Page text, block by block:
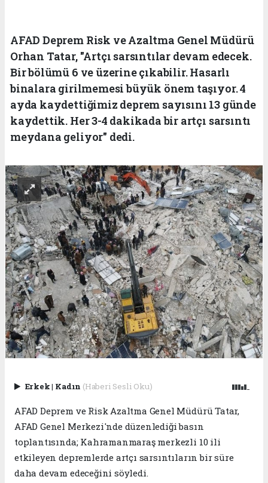
AFAD Deprem Risk ve Azaltma Genel Müdürü
Orhan Tatar, "Artçı sarsıntılar devam edecek.
Bir bölümü 6 ve üzerine çıkabilir. Hasarlı
binalara girilmemesi büyük önem taşıyor. 4
ayda kaydettiğimiz deprem sayısını 13 günde
kaydettik. Her 3-4 dakikada bir artçı sarsıntı
meydana geliyor" dedi.
Erkek| Kadın (Haberi Sesli Oku)
AFAD Deprem ve Risk Azaltma Genel Müdürü Tatar,
AFAD Genel Merkezi'nde düzenlediği basın
toplantısında; Kahramanmaraş merkezli 10 ili
etkileyen depremlerde artçı sarsıntıların bir süre
daha devam edeceğini söyledi.